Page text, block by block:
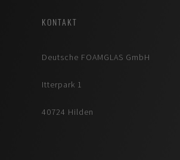
KONTAKT
Deutsche FOAMGLAS GmbH
Itterpark 1
40724 Hilden